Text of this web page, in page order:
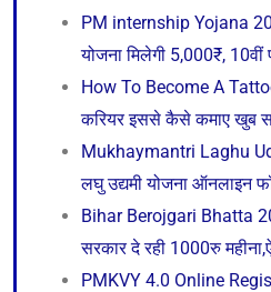
PM internship Yojana
योजना मिलेगी 5,000₹,
How To Become A
करियर इससे कैसे कमाए खुब
Mukhaymantri Laghu
लघु उद्यमी योजना ऑनलाइन
Bihar Berojgari Bhatta
सरकार दे रही 1000रु
PMKVY 4.0 Online